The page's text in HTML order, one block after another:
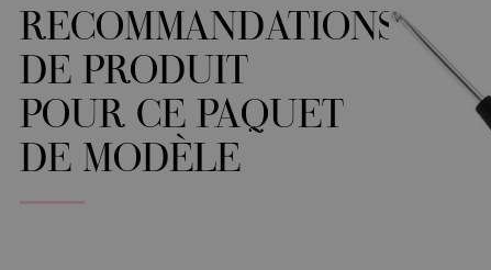
RECOMMANDATIONS
DE PRODUIT
POUR CE PAQUET
DE MODÈLE